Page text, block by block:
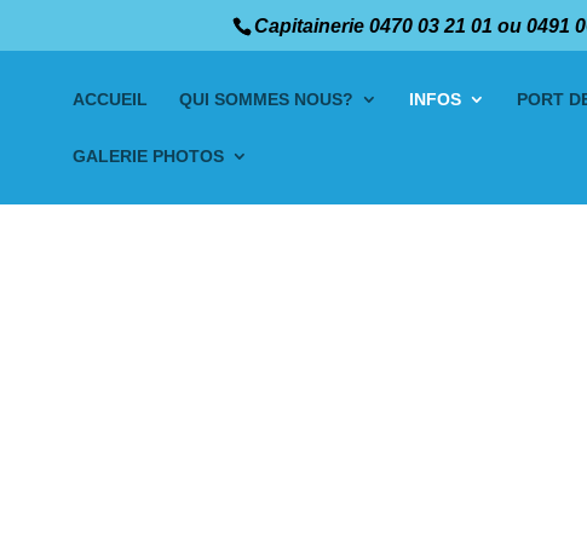
Capitainerie 0470 03 21 01 ou 0491
ACCUEIL QUI SOMMES NOUS? INFOS PORT
GALERIE PHOTOS